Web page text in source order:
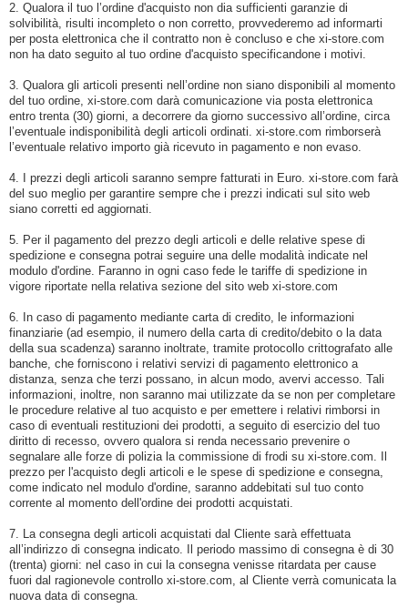
2. Qualora il tuo l’ordine d'acquisto non dia sufficienti garanzie di
solvibilità, risulti incompleto o non corretto, provvederemo ad informarti
per posta elettronica che il contratto non è concluso e che xi-store.com
non ha dato seguito al tuo ordine d'acquisto specificandone i motivi.
3. Qualora gli articoli presenti nell’ordine non siano disponibili al momento
del tuo ordine, xi-store.com darà comunicazione via posta elettronica
entro trenta (30) giorni, a decorrere da giorno successivo all’ordine, circa
l’eventuale indisponibilità degli articoli ordinati. xi-store.com rimborserà
l’eventuale relativo importo già ricevuto in pagamento e non evaso.
4. I prezzi degli articoli saranno sempre fatturati in Euro. xi-store.com farà
del suo meglio per garantire sempre che i prezzi indicati sul sito web
siano corretti ed aggiornati.
5. Per il pagamento del prezzo degli articoli e delle relative spese di
spedizione e consegna potrai seguire una delle modalità indicate nel
modulo d'ordine. Faranno in ogni caso fede le tariffe di spedizione in
vigore riportate nella relativa sezione del sito web xi-store.com
6. In caso di pagamento mediante carta di credito, le informazioni
finanziarie (ad esempio, il numero della carta di credito/debito o la data
della sua scadenza) saranno inoltrate, tramite protocollo crittografato alle
banche, che forniscono i relativi servizi di pagamento elettronico a
distanza, senza che terzi possano, in alcun modo, avervi accesso. Tali
informazioni, inoltre, non saranno mai utilizzate da se non per completare
le procedure relative al tuo acquisto e per emettere i relativi rimborsi in
caso di eventuali restituzioni dei prodotti, a seguito di esercizio del tuo
diritto di recesso, ovvero qualora si renda necessario prevenire o
segnalare alle forze di polizia la commissione di frodi su xi-store.com. Il
prezzo per l'acquisto degli articoli e le spese di spedizione e consegna,
come indicato nel modulo d'ordine, saranno addebitati sul tuo conto
corrente al momento dell'ordine dei prodotti acquistati.
7. La consegna degli articoli acquistati dal Cliente sarà effettuata
all’indirizzo di consegna indicato. Il periodo massimo di consegna è di 30
(trenta) giorni: nel caso in cui la consegna venisse ritardata per cause
fuori dal ragionevole controllo xi-store.com, al Cliente verrà comunicata la
nuova data di consegna.